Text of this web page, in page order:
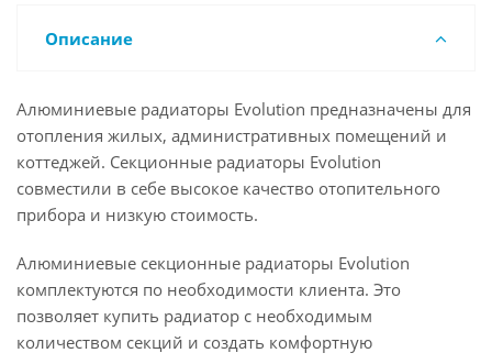
Описание
Алюминиевые радиаторы Evolution предназначены для
отопления жилых, административных помещений и
коттеджей. Секционные радиаторы Evolution
совместили в себе высокое качество отопительного
прибора и низкую стоимость.
Алюминиевые секционные радиаторы Evolution
комплектуются по необходимости клиента. Это
позволяет купить радиатор с необходимым
количеством секций и создать комфортную